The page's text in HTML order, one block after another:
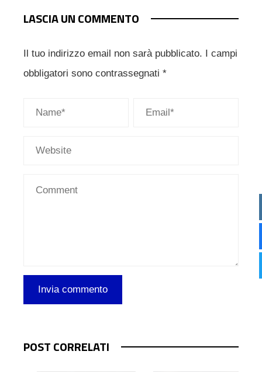
LASCIA UN COMMENTO
Il tuo indirizzo email non sarà pubblicato. I campi
obbligatori sono contrassegnati *
POST CORRELATI